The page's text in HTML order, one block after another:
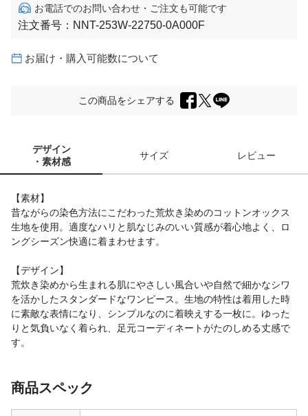
お電話でのお問い合わせ・ご注文も可能です
注文番号： NNT-253W-22750-0A000F
お届け・購入可能数について
この商品をシェアする
デザイン
・素材感
サイズ レビュー
【素材】
昔ながらの染色方法にこだわった荒炊き染めのコットンオックス
生地を使用。適度なハリと肌なじみのいい質感が着心地よく、ロ
ングシーズン快適に着まわせます。
【デザイン】
荒炊き染めから生まれる肌にやさしい風合いや自然で細かなシワ
を活かしたスタンダードなワンピース。生地の特性は着用した時
に素敵な表情になり、シンプルなのに着映えする一枚に。ゆった
りと気負いなく着られ、足元コーディネートがたのしめる丈感で
す。
商品スペック